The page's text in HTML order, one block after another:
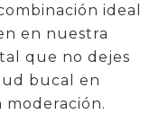
ideal
en nuestra
que no dejes
bucal en